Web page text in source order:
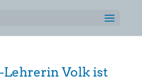
Lehrerin Volk ist